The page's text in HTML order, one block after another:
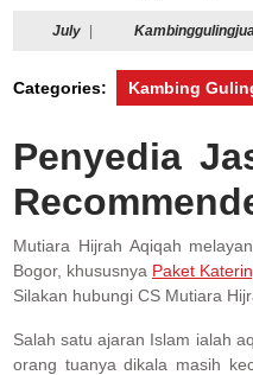
JulyJuly
Categories: Kambing
Penyedia
Mutiara Hijrah Aqiqah
Bogor, khususnya Paket
Silakan hubungi CS Mutiara
Salah satu ajaran Islam ialah
orang tuanya dikala masih